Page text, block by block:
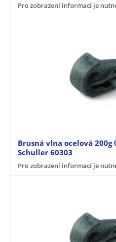
Pro zobrazení informací je
Brusná vlna ocelová
Schuller 60303
Pro zobrazení informací je